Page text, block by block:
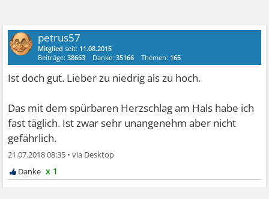
petrus57
Mitglied seit: 11.08.2015
Beiträge:38663 Danke:35166 Themen: 165
Ist doch gut. Lieber zu niedrig als zu hoch.
Das mit dem spürbaren Herzschlag am Hals habe ich
fast täglich. Ist zwar sehr unangenehm aber nicht
gefährlich.
21.07.2018 08:35 •
x 1